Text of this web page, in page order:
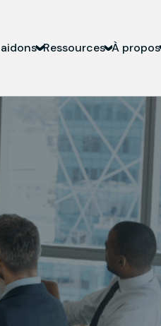
Ressources À propos